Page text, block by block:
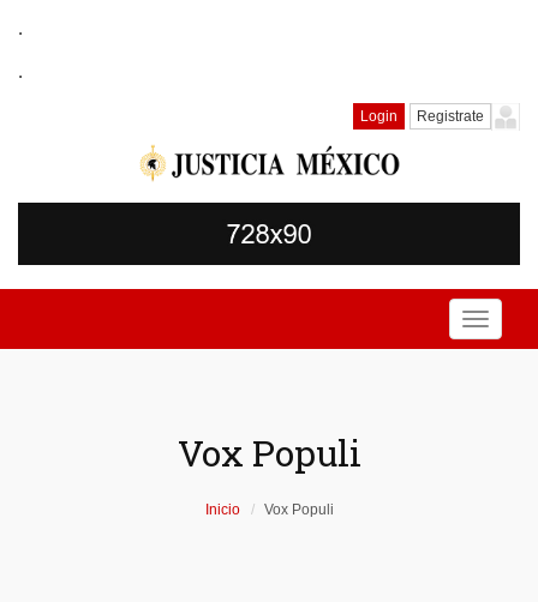
.
.
Login Registrate
Toggle
Vox Populi
Inicio Vox Populi